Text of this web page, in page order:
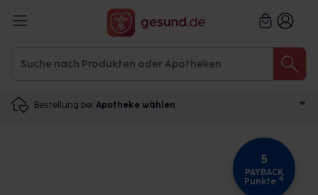
Bestellung bei Apotheke wählen
5
PAYBACK
Punkte 4